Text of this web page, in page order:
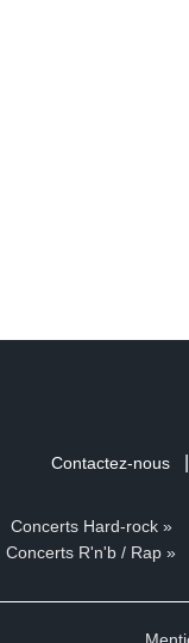
Contactez-nous
Concerts Hard-rock »
Concerts R'n'b / Rap »